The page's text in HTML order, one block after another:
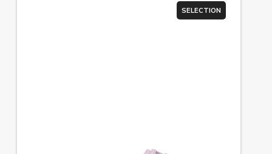
SELECTION